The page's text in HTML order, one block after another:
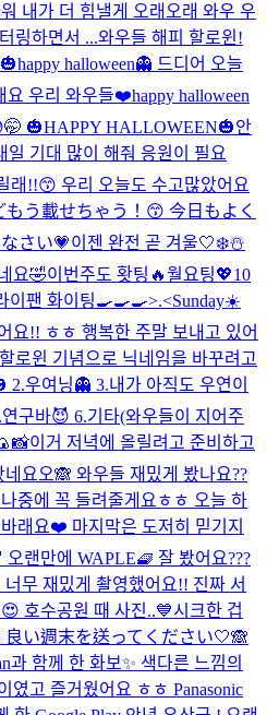
내가 더 힘낼게 오래오래 와우 우
링하면서 ...와우들 해피 할로윈!
🎃happy halloween👻 드디어 오늘
요 우리 와우들❤️happy halloween
🎃HAPPY HALLOWEEN🎃안
기대 많이 해줘 응원이 필요
래!!😙 우리 오늘도 수고많았어요
う載せちゃう！😙 今日もよく
さい💗이젠 완전 곧 겨울🤍❄️☃️
요🤣이번주도 홧팅🔥월요팅💖10
이팬 화이팅🍳🍳🍳>.<Sunday☀️
요!! ㅎㅎ 행복한 주말 보내고 있어
로윈 기념으로 닉네임을 바꾸려고
우여닝👻 3.내가 아직도 우연이
구바😈 6.기타(와우들이 지어주
이거 저녁에 올릴려고 준비하고
요오🙈 와우들 재밌게 봤나요??
중에 꼭 들려줄게요ㅎㅎ 오늘 하
래요❤️ 마지막은 도저히 믿기지
오랜만에 WAPLE🧇 잘 봤어요???
무 재밌게 촬영했어요!! 진짜 서
호수공원 때 사진..💙시크한 겁
良い週末を送ってください🤍🙈
과 함께 한 화보✨ 색다른 느낌의
였고 즐거웠어요 ㅎㅎ Panasonic